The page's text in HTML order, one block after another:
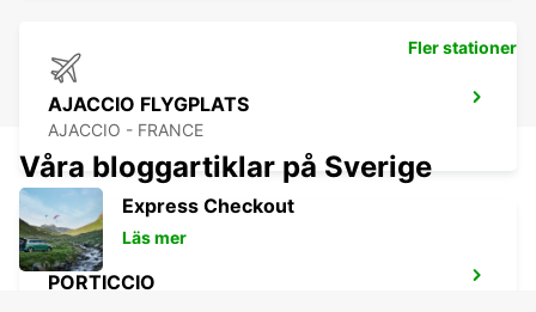
AJACCIO FLYGPLATS
AJACCIO - FRANCE
PORTICCIO
Fler stationer
Våra bloggartiklar på Sverige
Express Checkout
Läs mer